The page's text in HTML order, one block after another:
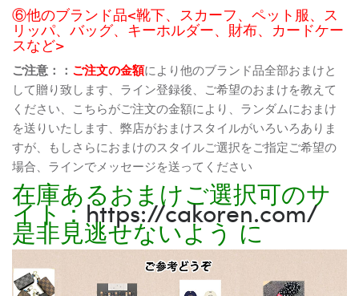
⑥他のブランド品<靴下、スカーフ、ペット服、ス
リッパ、バッグ、キーホルダー、財布、カードケー
スなど>
ご注意：： ご注文の金額により他のブランド品全部おまけと
して贈り致します、ライン登録後、ご希望のおまけを教えて
ください、こちらがご注文の金額により、ランダムにおまけ
を送りいたします、弊店がおまけスタイルがいろいろありま
すが、もしさらにおまけのスタイルご選択をご指定ご希望の
場合、ラインでメッセージを送ってください
在庫あるおまけご選択可のサ
イト：https://cakoren.com/
是非見逃せないよう に